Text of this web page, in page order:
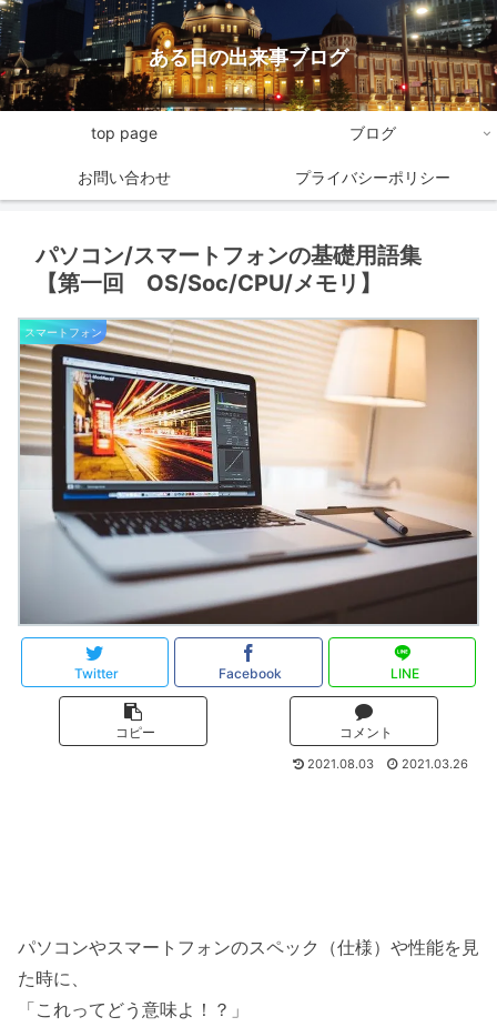
ある日の出来事ブログ
top page ブログ
お問い合わせ プライバシーポリシー
パソコン/スマートフォンの基礎用語集
【第一回 OS/Soc/CPU/メモリ】
スマートフォン
Twitter Facebook LINE
コピー コメント
2021.08.03 2021.03.26
パソコンやスマートフォンのスペック（仕様）や性能を見
た時に、
「これってどう意味よ！？」